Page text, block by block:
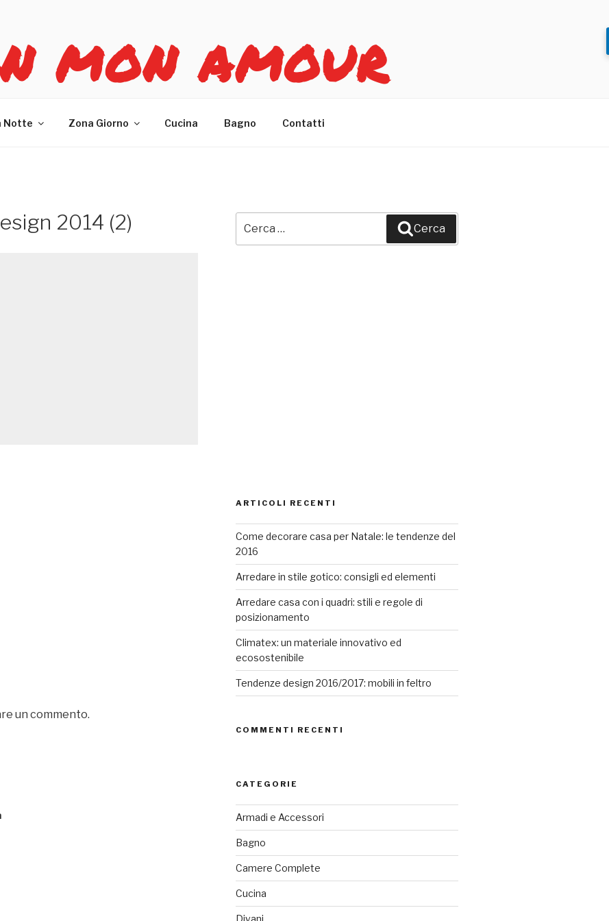
MON AMOUR
Notte Zona Giorno Cucina Bagno Contatti
2014 (2)
un commento.
Cerca
ARTICOLI RECENTI
Come decorare casa per Natale: le tendenze del
2016
Arredare in stile gotico: consigli ed elementi
Arredare casa con i quadri: stili e regole di
posizionamento
Climatex: un materiale innovativo ed
ecosostenibile
Tendenze design 2016/2017: mobili in feltro
COMMENTI RECENTI
CATEGORIE
Armadi e Accessori
Bagno
Camere Complete
Cucina